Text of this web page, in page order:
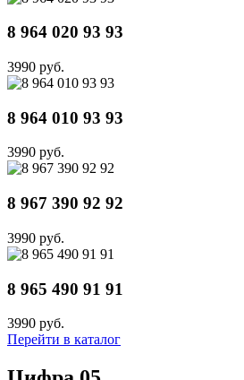
8 964 020 93 93
3990 руб.
8 964 010 93 93
3990 руб.
8 967 390 92 92
3990 руб.
8 965 490 91 91
3990 руб.
Перейти в каталог